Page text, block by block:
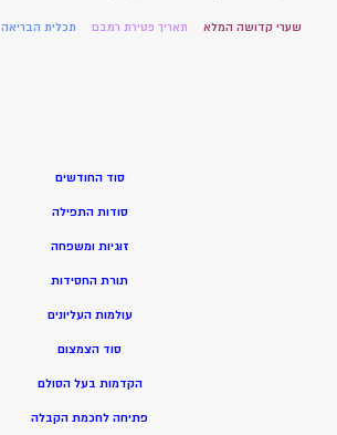
שערי קדושה המלא תאריך פטירת רמבם תכלית הבריאה
סוד החודשים
סודות התפילה
זוגיות ומשפחה
תורת החסידות
עולמות העליונים
סוד הצמצום
הקדמות בעל הסולם
פתיחה לחכמת הקבלה